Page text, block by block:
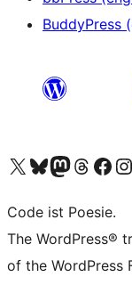
BuddyPress
Das X-Konto (früher Twitter) von WordPress.org besuchen
Das Bluesky-Konto von WordPress.org besuchen
Das Mastodon-Konto von
Das Threads-Konto von
Die Facebook-
Das
Code ist Poesie.
The WordPress®
of the WordPress